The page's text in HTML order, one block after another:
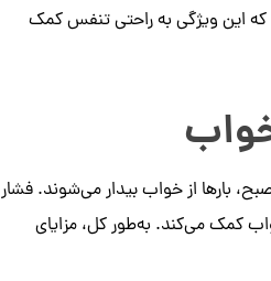
این ویژگی به راحتی تنفس کمک
بارها از خواب بیدار می‌شوند. فشار
کمک می‌کند. به‌طور کل، مزایای